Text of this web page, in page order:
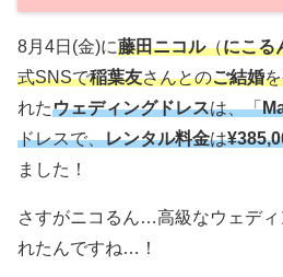
8月4日(金)に藤田ニコル（にこる
式SNSで稲葉友さんとのご結婚
れたウェディングドレスは、「
ドレスで、レンタル料金は
ました！
さすがニコるん…高級なウェディ
れたんですね…！